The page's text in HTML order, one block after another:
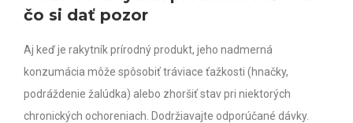
čo si dať pozor
Aj keď je rakytník prírodný produkt, jeho nadmerná
konzumácia môže spôsobiť tráviace ťažkosti (hnačky,
podráždenie žalúdka) alebo zhoršiť stav pri niektorých
chronických ochoreniach. Dodržiavajte odporúčané dávky.